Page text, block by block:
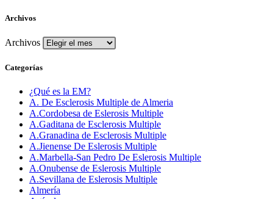
Archivos
Archivos
Categorías
¿Qué es la EM?
A. De Esclerosis Multiple de Almeria
A.Cordobesa de Eslerosis Multiple
A.Gaditana de Esclerosis Multiple
A.Granadina de Esclerosis Multiple
A.Jienense De Eslerosis Multiple
A.Marbella-San Pedro De Eslerosis Multiple
A.Onubense de Eslerosis Multiple
A.Sevillana de Eslerosis Multiple
Almería